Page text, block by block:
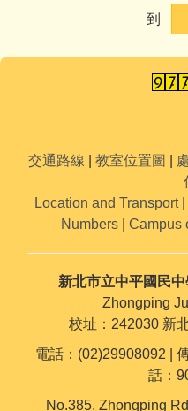
到
交通路線
教室位置圖
Location and Transport|
Numbers| Campus
新北市立中平國民中
Zhongping
校址：242030 新
電話：(02)29908092 |
話：
No.385, Zhongping